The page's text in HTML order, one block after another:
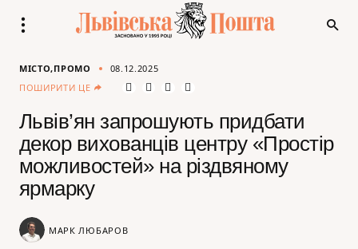
МІСТО ПРОМО
08.12.2025
ПОШИРИТИ ЦЕ
Львів’ян запрошують придбати
декор вихованців центру «Простір
можливостей» на різдвяному
ярмарку
МАРК ЛЮБАРОВ